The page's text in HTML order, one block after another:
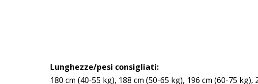
Lunghezze/pesi consigliati:
180 cm (40-55 kg), 188 cm (50-65 kg), 196 cm (60-75